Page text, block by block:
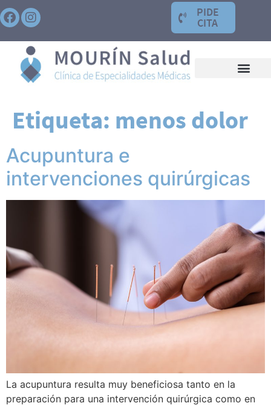
PIDE
CITA
Etiqueta: menos dolor
Acupuntura e
intervenciones quirúrgicas
La acupuntura resulta muy beneficiosa tanto en la
preparación para una intervención quirúrgica como en